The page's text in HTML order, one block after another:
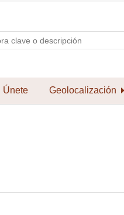
Únete Geolocalización